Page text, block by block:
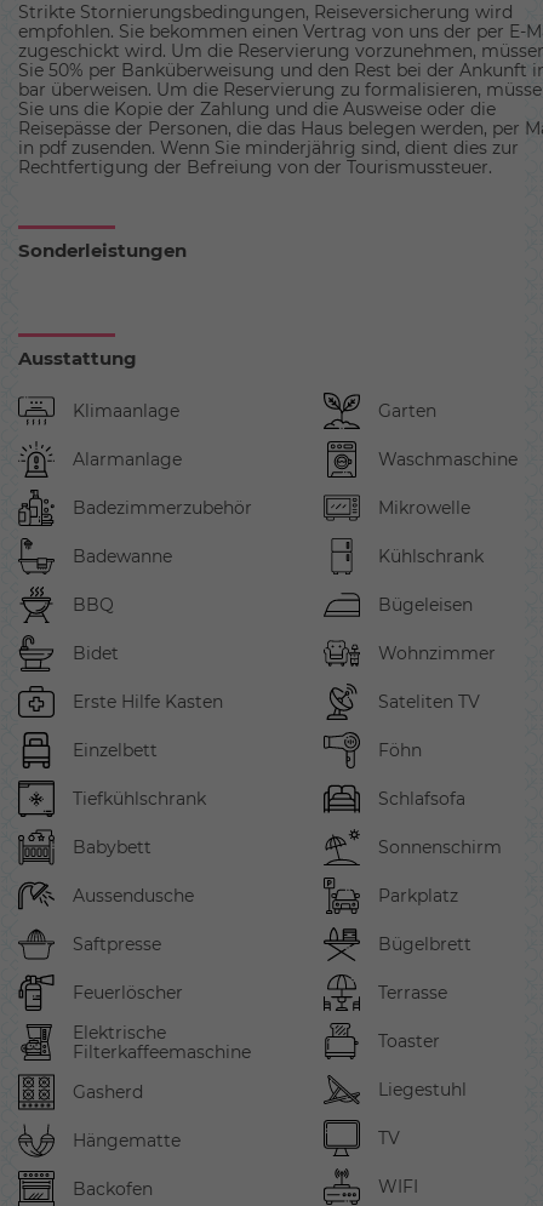
Strikte Stornierungsbedingungen, Reiseversicherung wird
empfohlen. Sie bekommen einen Vertrag von uns der per E-
zugeschickt wird. Um die Reservierung vorzunehmen,
Sie 50% per Banküberweisung und den Rest bei der Ankunft
bar überweisen. Um die Reservierung zu formalisieren,
Sie uns die Kopie der Zahlung und die Ausweise oder die
Reisepässe der Personen, die das Haus belegen werden, per
in pdf zusenden. Wenn Sie minderjährig sind, dient dies zur
Rechtfertigung der Befreiung von der Tourismussteuer.
Sonderleistungen
Ausstattung
Klimaanlage
Alarmanlage
Badezimmerzubehör
Badewanne
BBQ
Bidet
Erste Hilfe Kasten
Einzelbett
Tiefkühlschrank
Babybett
Aussendusche
Saftpresse
Feuerlöscher
Elektrische
Filterkaffeemaschine
Gasherd
Hängematte
Backofen
Garten
Waschmaschine
Mikrowelle
Kühlschrank
Bügeleisen
Wohnzimmer
Sateliten TV
Föhn
Schlafsofa
Sonnenschirm
Parkplatz
Bügelbrett
Terrasse
Toaster
Liegestuhl
TV
WIFI